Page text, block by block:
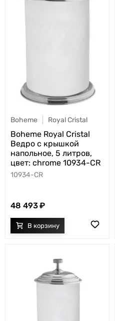
Boheme Royal Cristal
Boheme Royal Cristal
Ведро с крышкой
напольное, 5 литров,
цвет: chrome 10934-CR
10934-CR
48 493